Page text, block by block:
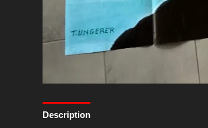
Description